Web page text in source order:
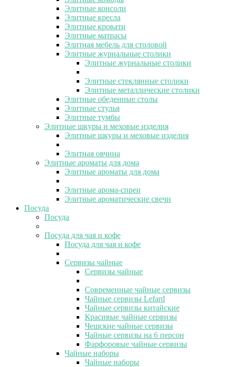
Элитные консоли
Элитные кресла
Элитные кровати
Элитные матрасы
Элитная мебель для столовой
Элитные журнальные столики
Элитные журнальные столики
Элитные стеклянные столики
Элитные металлические столики
Элитные обеденные столы
Элитные стулья
Элитные тумбы
Элитные шкуры и меховые изделия
Элитные шкуры и меховые изделия
Элитная овчина
Элитные ароматы для дома
Элитные ароматы для дома
Элитные арома-спреи
Элитные ароматические свечи
Посуда
Посуда
Посуда для чая и кофе
Посуда для чая и кофе
Сервизы чайные
Сервизы чайные
Современные чайные сервизы
Чайные сервизы Lefard
Чайные сервизы китайские
Красивые чайные сервизы
Чешские чайные сервизы
Чайные сервизы на 6 персон
Фарфоровые чайные сервизы
Чайные наборы
Чайные наборы